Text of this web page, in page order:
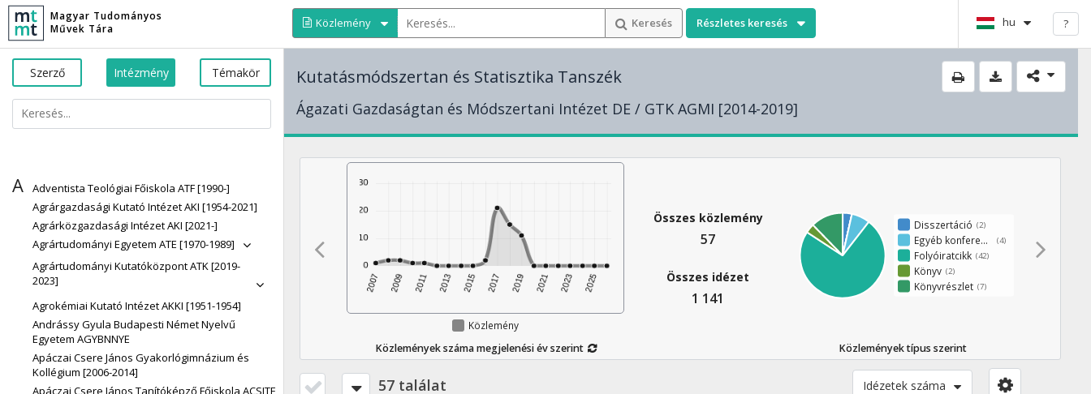
Magyar Tudományos
Művek Tára
Közlemény Keresés Részletes keresés hu ?
Szerző Intézmény Témakör
A
Adventista Teológiai Főiskola ATF [1990-]
Agrárgazdasági Kutató Intézet AKI [1954-2021]
Agrárközgazdasági Intézet AKI [2021-]
Agrártudományi Egyetem ATE [1970-1989]
Agrártudományi Kutatóközpont ATK [2019-
2023]
Agrokémiai Kutató Intézet AKKI [1951-1954]
Andrássy Gyula Budapesti Német Nyelvű
Egyetem AGYBNNYE
Apáczai Csere János Gyakorlógimnázium és
Kollégium [2006-2014]
Apáczai Csere János Tanítóképző Főiskola ACSJTF
Kutatásmódszertan és Statisztika Tanszék
Ágazati Gazdaságtan és Módszertani Intézet DE / GTK AGMI [2014-2019]
Közlemény
Közlemények száma megjelenési év szerint
Összes közlemény
57
Összes idézet
1 141
Disszertáció (2)
(4)
Folyóiratcikk (42)
Könyv (2)
Könyvrészlet (7)
Közlemények típus szerint
57 találat Idézetek száma